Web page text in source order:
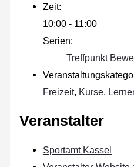
Zeit:
10:00 - 11:00
Serien:
Treffpunkt
Freizeit, Kurse,
Veranstalter
Sportamt Kassel